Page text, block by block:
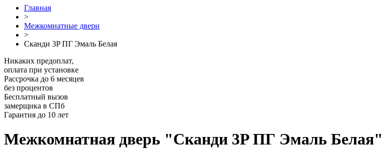
Главная
>
Межкомнатные двери
>
Сканди 3P ПГ Эмаль Белая
Никаких предоплат,
оплата при установке
Рассрочка до 6 месяцев
без процентов
Бесплатный вызов
замерщика в СПб
Гарантия до 10 лет
Межкомнатная дверь "Сканди 3P ПГ Эмаль Белая"